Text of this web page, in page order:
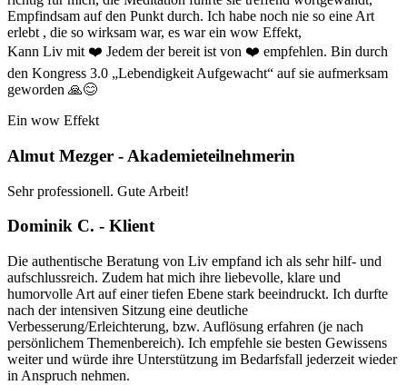
Empfindsam auf den Punkt durch. Ich habe noch nie so eine Art
erlebt , die so wirksam war, es war ein wow Effekt,
Kann Liv mit ❤️ Jedem der bereit ist von ❤️ empfehlen. Bin durch
den Kongress 3.0 „Lebendigkeit Aufgewacht“ auf sie aufmerksam
geworden 🙏😊
Ein wow Effekt
Almut Mezger - Akademieteilnehmerin
Sehr professionell. Gute Arbeit!
Dominik C. - Klient
Die authentische Beratung von Liv empfand ich als sehr hilf- und
aufschlussreich. Zudem hat mich ihre liebevolle, klare und
humorvolle Art auf einer tiefen Ebene stark beeindruckt. Ich durfte
nach der intensiven Sitzung eine deutliche
Verbesserung/Erleichterung, bzw. Auflösung erfahren (je nach
persönlichem Themenbereich). Ich empfehle sie besten Gewissens
weiter und würde ihre Unterstützung im Bedarfsfall jederzeit wieder
in Anspruch nehmen.